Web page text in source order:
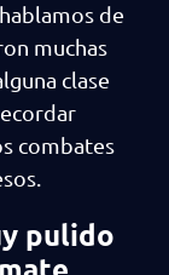
de
muchas
clase
combates
pulido